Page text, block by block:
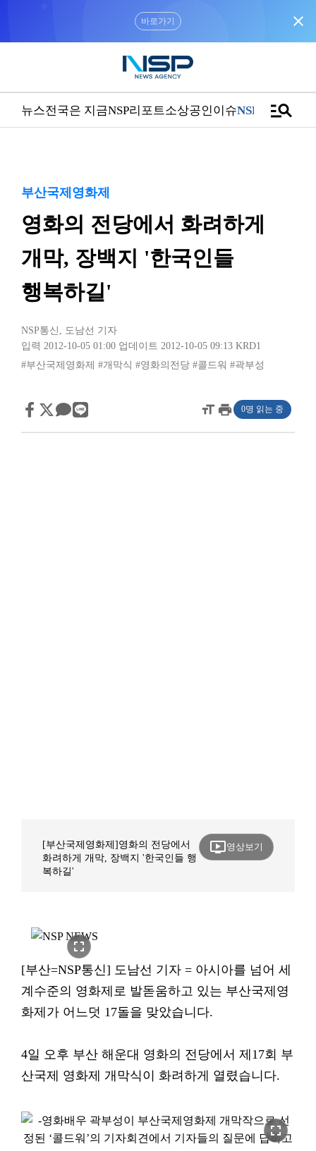
“우리는 독자가 구독할 수 있는 기사를 씁니다” close
뉴스전국은 지금NSP리포트소상공인이슈NSPTVmanage_search
부산국제영화제
영화의 전당에서 화려하게
개막, 장백지 '한국인들
행복하길'
NSP통신 , 도남선 기자
입력 2012-10-05 01:00 업데이트 2012-10-05 09:13 KRD1
#부산국제영화제 #개막식 #영화의전당 #콜드워 #곽부성
format_sizeprint 0명 읽는 중
[부산국제영화제]영화의 전당에서
화려하게 개막, 장백지 '한국인들 행
복하길'
ondemand_video영상보기
fullscreen
[부산=NSP통신] 도남선 기자 = 아시아를 넘어 세
계수준의 영화제로 발돋움하고 있는 부산국제영
화제가 어느덧 17돌을 맞았습니다.
4일 오후 부산 해운대 영화의 전당에서 제17회 부
산국제 영화제 개막식이 화려하게 열렸습니다.
fullscreen